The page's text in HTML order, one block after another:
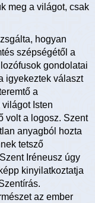
meg a világot, csak
hogyan
szépségétől a
gondolatai
igyekeztek választ
a
Isten
volt a logosz. Szent
anyagból hozta
tetsző
Iréneusz úgy
kinyilatkoztatja
az ember